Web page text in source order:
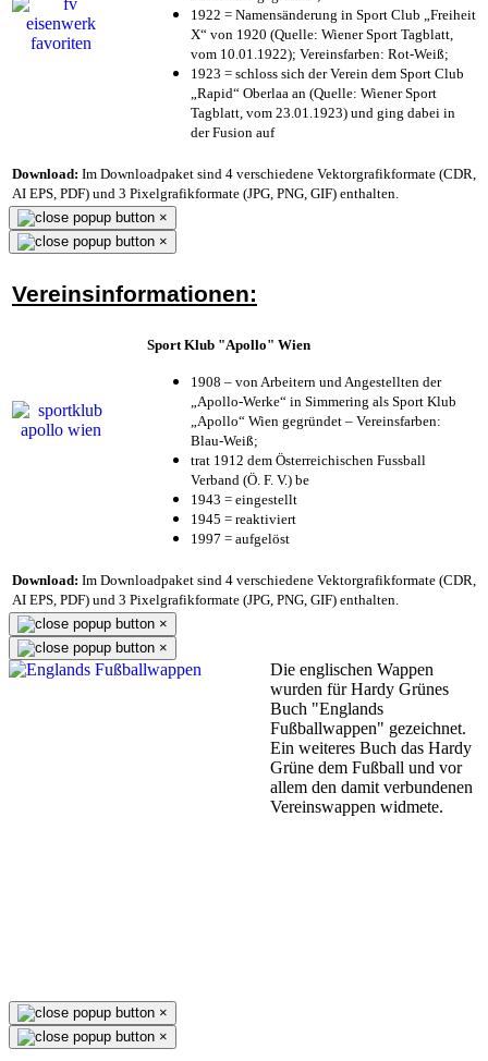
1922 = Namensänderung in Sport Club „Freiheit
X“ von 1920 (Quelle: Wiener Sport Tagblatt,
vom 10.01.1922); Vereinsfarben: Rot-Weiß;
1923 = schloss sich der Verein dem Sport Club
„Rapid“ Oberlaa an (Quelle: Wiener Sport
Tagblatt, vom 23.01.1923) und ging dabei in
der Fusion auf
Download: Im Downloadpaket sind 4 verschiedene Vektorgrafikformate (CDR,
AI EPS, PDF) und 3 Pixelgrafikformate (JPG, PNG, GIF) enthalten.
×
×
Vereinsinformationen:
Sport Klub "Apollo" Wien
1908 – von Arbeitern und Angestellten der
„Apollo-Werke“ in Simmering als Sport Klub
„Apollo“ Wien gegründet – Vereinsfarben:
Blau-Weiß;
trat 1912 dem Österreichischen Fussball
Verband (Ö. F. V.) be
1943 = eingestellt
1945 = reaktiviert
1997 = aufgelöst
Download: Im Downloadpaket sind 4 verschiedene Vektorgrafikformate (CDR,
AI EPS, PDF) und 3 Pixelgrafikformate (JPG, PNG, GIF) enthalten.
×
×
Die englischen Wappen
wurden für Hardy Grünes
Buch "Englands
Fußballwappen" gezeichnet.
Ein weiteres Buch das Hardy
Grüne dem Fußball und vor
allem den damit verbundenen
Vereinswappen widmete.
×
×